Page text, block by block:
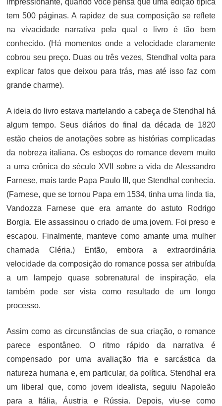
tem 500 páginas. A rapidez de sua composição se reflete
na vivacidade narrativa pela qual o livro é tão bem
conhecido. (Há momentos onde a velocidade claramente
cobrou seu preço. Duas ou três vezes, Stendhal volta para
explicar fatos que deixou para trás, mas até isso faz com
grande charme).
A ideia do livro estava martelando a cabeça de Stendhal há
algum tempo. Seus diários do final da década de 1820
estão cheios de anotações sobre as histórias complicadas
da nobreza italiana. Os esboços do romance devem muito
a uma crônica do século XVII sobre a vida de Alessandro
Farnese, mais tarde Papa Paulo III, que Stendhal conhecia.
(Farnese, que se tornou Papa em 1534, tinha uma linda tia,
Vandozza Farnese que era amante do astuto Rodrigo
Borgia. Ele assassinou o criado de uma jovem. Foi preso e
escapou. Finalmente, manteve como amante uma mulher
chamada Cléria.) Então, embora a extraordinária
velocidade da composição do romance possa ser atribuída
a um lampejo quase sobrenatural de inspiração, ela
também pode ser vista como resultado de um longo
processo.
Assim como as circunstâncias de sua criação, o romance
parece espontâneo. O ritmo rápido da narrativa é
compensado por uma avaliação fria e sarcástica da
natureza humana e, em particular, da política. Stendhal era
um liberal que, como jovem idealista, seguiu Napoleão
para a Itália, Áustria e Rússia. Depois, viu-se como